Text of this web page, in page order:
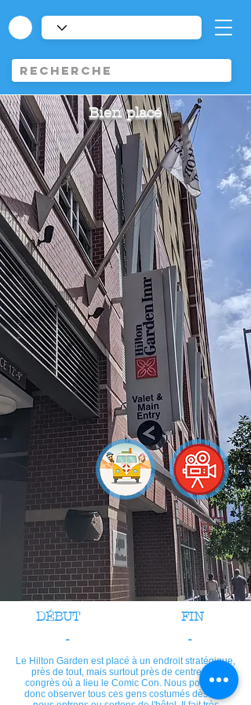
Bien placé
DÉBUT
-
FIN
-
Le Hilton Garden est placé à un endroit stratégique,
près de tout, mais surtout près de centre des
congrès où a lieu le Comic Con. Nous pouvons
donc observer tous ces gens costumés dès que